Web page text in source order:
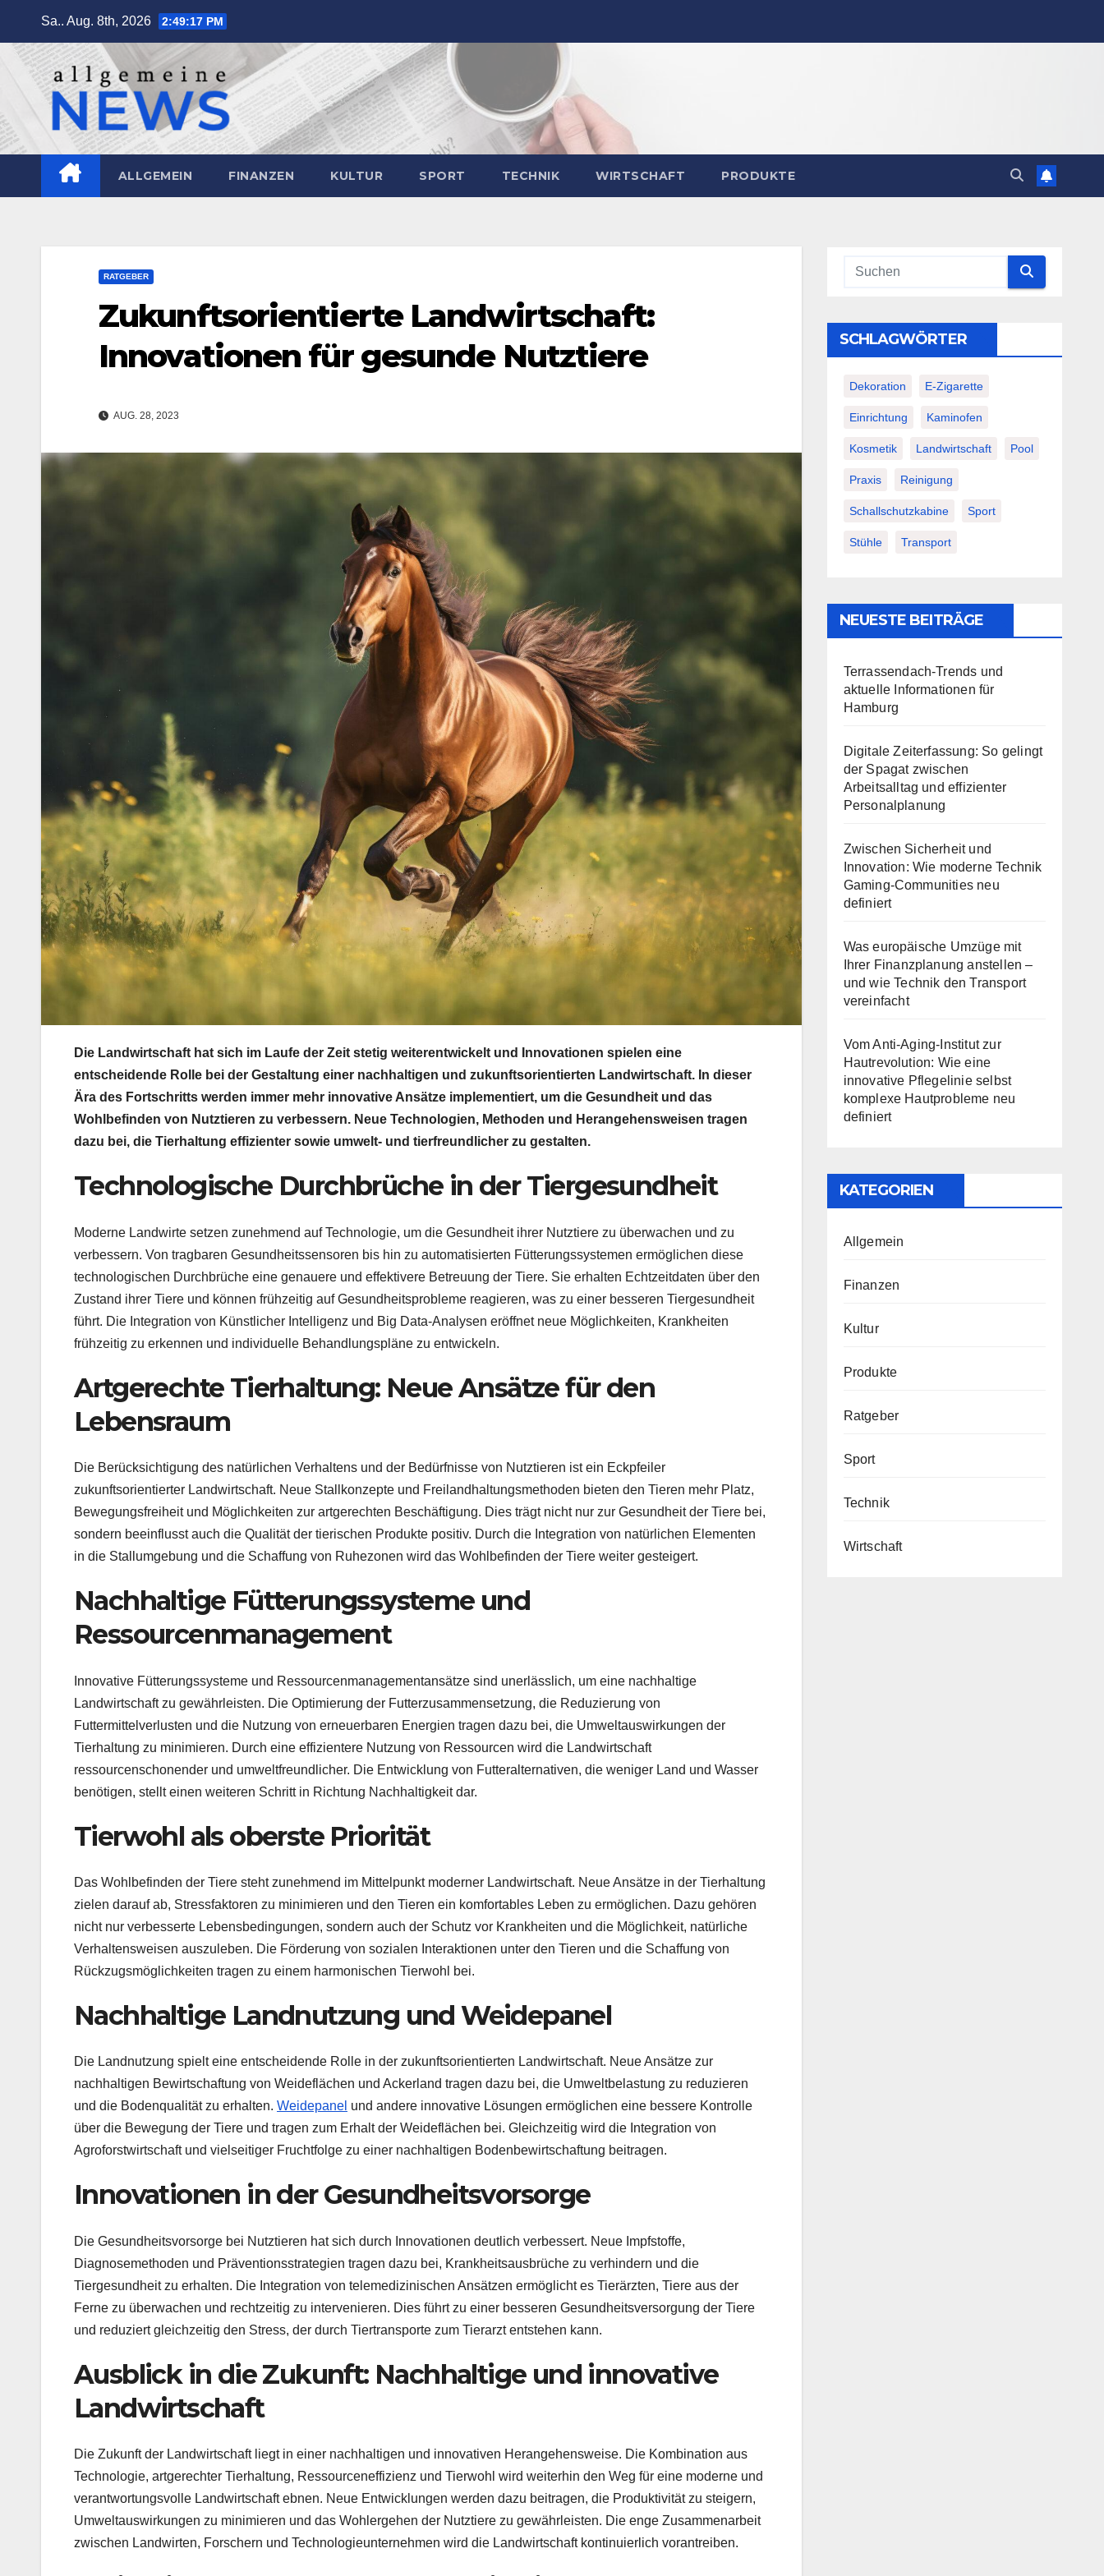
springen
Sa.. Aug. 8th, 2026 2:49:18 PM
ALLGEMEIN FINANZEN KULTUR SPORT TECHNIK WIRTSCHAFT PRODUKTE
RATGEBER
Zukunftsorientierte Landwirtschaft:
Innovationen für gesunde Nutztiere
AUG. 28, 2023
Die Landwirtschaft hat sich im Laufe der Zeit stetig weiterentwickelt und Innovationen spielen eine
entscheidende Rolle bei der Gestaltung einer nachhaltigen und zukunftsorientierten Landwirtschaft. In dieser
Ära des Fortschritts werden immer mehr innovative Ansätze implementiert, um die Gesundheit und das
Wohlbefinden von Nutztieren zu verbessern. Neue Technologien, Methoden und Herangehensweisen tragen
dazu bei, die Tierhaltung effizienter sowie umwelt- und tierfreundlicher zu gestalten.
Technologische Durchbrüche in der Tiergesundheit
Moderne Landwirte setzen zunehmend auf Technologie, um die Gesundheit ihrer Nutztiere zu überwachen und zu
verbessern. Von tragbaren Gesundheitssensoren bis hin zu automatisierten Fütterungssystemen ermöglichen diese
technologischen Durchbrüche eine genauere und effektivere Betreuung der Tiere. Sie erhalten Echtzeitdaten über den
Zustand ihrer Tiere und können frühzeitig auf Gesundheitsprobleme reagieren, was zu einer besseren Tiergesundheit
führt. Die Integration von Künstlicher Intelligenz und Big Data-Analysen eröffnet neue Möglichkeiten, Krankheiten
frühzeitig zu erkennen und individuelle Behandlungspläne zu entwickeln.
Artgerechte Tierhaltung: Neue Ansätze für den
Lebensraum
Die Berücksichtigung des natürlichen Verhaltens und der Bedürfnisse von Nutztieren ist ein Eckpfeiler
zukunftsorientierter Landwirtschaft. Neue Stallkonzepte und Freilandhaltungsmethoden bieten den Tieren mehr Platz,
Bewegungsfreiheit und Möglichkeiten zur artgerechten Beschäftigung. Dies trägt nicht nur zur Gesundheit der Tiere bei,
sondern beeinflusst auch die Qualität der tierischen Produkte positiv. Durch die Integration von natürlichen Elementen
in die Stallumgebung und die Schaffung von Ruhezonen wird das Wohlbefinden der Tiere weiter gesteigert.
Nachhaltige Fütterungssysteme und
Ressourcenmanagement
Innovative Fütterungssysteme und Ressourcenmanagementansätze sind unerlässlich, um eine nachhaltige
Landwirtschaft zu gewährleisten. Die Optimierung der Futterzusammensetzung, die Reduzierung von
Futtermittelverlusten und die Nutzung von erneuerbaren Energien tragen dazu bei, die Umweltauswirkungen der
Tierhaltung zu minimieren. Durch eine effizientere Nutzung von Ressourcen wird die Landwirtschaft
ressourcenschonender und umweltfreundlicher. Die Entwicklung von Futteralternativen, die weniger Land und Wasser
benötigen, stellt einen weiteren Schritt in Richtung Nachhaltigkeit dar.
Tierwohl als oberste Priorität
Das Wohlbefinden der Tiere steht zunehmend im Mittelpunkt moderner Landwirtschaft. Neue Ansätze in der Tierhaltung
zielen darauf ab, Stressfaktoren zu minimieren und den Tieren ein komfortables Leben zu ermöglichen. Dazu gehören
nicht nur verbesserte Lebensbedingungen, sondern auch der Schutz vor Krankheiten und die Möglichkeit, natürliche
Verhaltensweisen auszuleben. Die Förderung von sozialen Interaktionen unter den Tieren und die Schaffung von
Rückzugsmöglichkeiten tragen zu einem harmonischen Tierwohl bei.
Nachhaltige Landnutzung und Weidepanel
Die Landnutzung spielt eine entscheidende Rolle in der zukunftsorientierten Landwirtschaft. Neue Ansätze zur
nachhaltigen Bewirtschaftung von Weideflächen und Ackerland tragen dazu bei, die Umweltbelastung zu reduzieren
und die Bodenqualität zu erhalten. Weidepanel und andere innovative Lösungen ermöglichen eine bessere Kontrolle
über die Bewegung der Tiere und tragen zum Erhalt der Weideflächen bei. Gleichzeitig wird die Integration von
Agroforstwirtschaft und vielseitiger Fruchtfolge zu einer nachhaltigen Bodenbewirtschaftung beitragen.
Innovationen in der Gesundheitsvorsorge
Die Gesundheitsvorsorge bei Nutztieren hat sich durch Innovationen deutlich verbessert. Neue Impfstoffe,
Diagnosemethoden und Präventionsstrategien tragen dazu bei, Krankheitsausbrüche zu verhindern und die
Tiergesundheit zu erhalten. Die Integration von telemedizinischen Ansätzen ermöglicht es Tierärzten, Tiere aus der
Ferne zu überwachen und rechtzeitig zu intervenieren. Dies führt zu einer besseren Gesundheitsversorgung der Tiere
und reduziert gleichzeitig den Stress, der durch Tiertransporte zum Tierarzt entstehen kann.
Ausblick in die Zukunft: Nachhaltige und innovative
Landwirtschaft
Die Zukunft der Landwirtschaft liegt in einer nachhaltigen und innovativen Herangehensweise. Die Kombination aus
Technologie, artgerechter Tierhaltung, Ressourceneffizienz und Tierwohl wird weiterhin den Weg für eine moderne und
verantwortungsvolle Landwirtschaft ebnen. Neue Entwicklungen werden dazu beitragen, die Produktivität zu steigern,
Umweltauswirkungen zu minimieren und das Wohlergehen der Nutztiere zu gewährleisten. Die enge Zusammenarbeit
zwischen Landwirten, Forschern und Technologieunternehmen wird die Landwirtschaft kontinuierlich vorantreiben.
SCHLAGWÖRTER
Dekoration E-Zigarette
Einrichtung Kaminofen
Kosmetik Landwirtschaft Pool
Praxis Reinigung
Schallschutzkabine Sport
Stühle Transport
NEUESTE BEITRÄGE
Terrassendach-Trends und
aktuelle Informationen für
Hamburg
Digitale Zeiterfassung: So gelingt
der Spagat zwischen
Arbeitsalltag und effizienter
Personalplanung
Zwischen Sicherheit und
Innovation: Wie moderne Technik
Gaming-Communities neu
definiert
Was europäische Umzüge mit
Ihrer Finanzplanung anstellen –
und wie Technik den Transport
vereinfacht
Vom Anti-Aging-Institut zur
Hautrevolution: Wie eine
innovative Pflegelinie selbst
komplexe Hautprobleme neu
definiert
KATEGORIEN
Allgemein
Finanzen
Kultur
Produkte
Ratgeber
Sport
Technik
Wirtschaft